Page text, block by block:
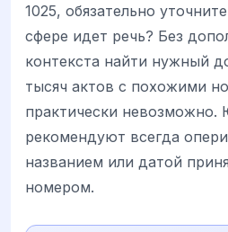
1025, обязательно
сфере идет речь? Без
контекста найти нужный
тысяч актов с похожими
практически невозможно.
рекомендуют всегда
названием или датой
номером.